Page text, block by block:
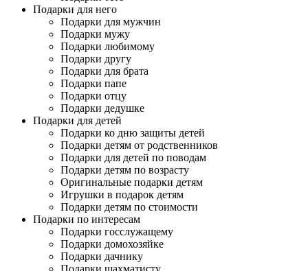
Подарки для него
Подарки для мужчин
Подарки мужу
Подарки любимому
Подарки другу
Подарки для брата
Подарки папе
Подарки отцу
Подарки дедушке
Подарки для детей
Подарки ко дню защиты детей
Подарки детям от родственников
Подарки для детей по поводам
Подарки детям по возрасту
Оригинальные подарки детям
Игрушки в подарок детям
Подарки детям по стоимости
Подарки по интересам
Подарки госслужащему
Подарки домохозяйке
Подарки дачнику
Подарки шахматисту